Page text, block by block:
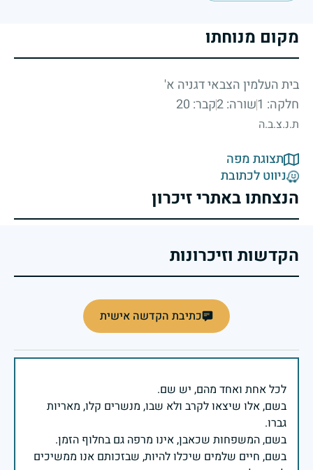
מקום מנוחתו
בית העלמין הצבאי דגניה א'
חלקה: 1
שורה: 2 קבר: 20
ת.נ.צ.ב.ה
תצוגת מפה
ניווט לכתובת
הנצחתו באתרי זיכרון
הקדשות וזיכרונות
כתיבת הקדשה אישית
בשם, אלו שיצאו לקרב ולא שבו, מנשרים קלו, מאריות
בשם, חיים שלמים שיכלו להיות, שבזכותם אנו ממשיכים